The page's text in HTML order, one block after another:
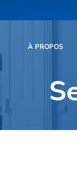
À PROPOS